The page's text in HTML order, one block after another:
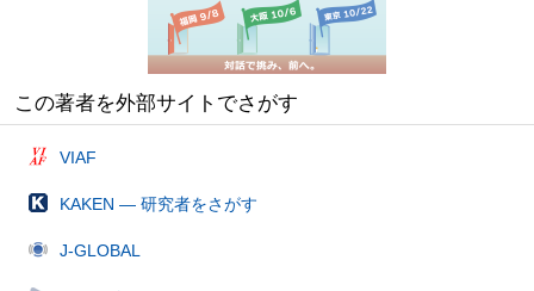
この著者を外部サイトでさがす
VIAF
KAKEN — 研究者をさがす
J-GLOBAL